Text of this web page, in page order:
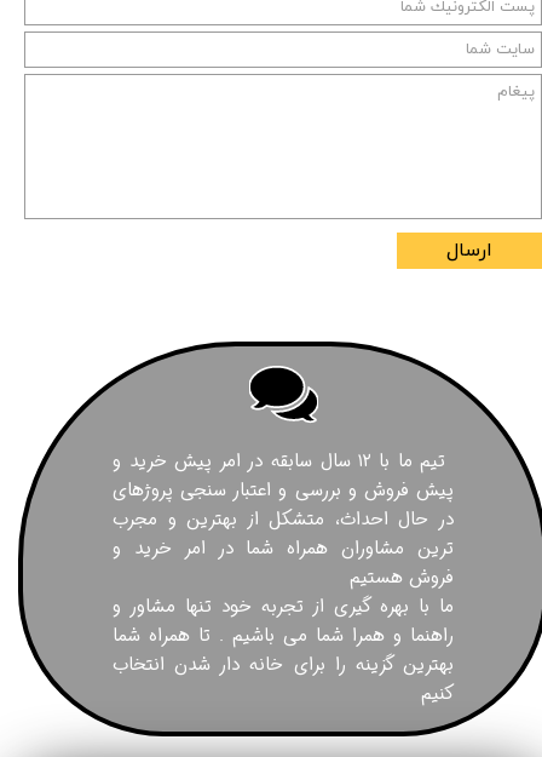
ارسال
تیم ما با ۱۲ سال سابقه در امر پیش خرید و
پیش فروش و بررسی و اعتبار سنجی پروژهای
در حال احداث، متشکل از بهترین و مجرب
ترین مشاوران همراه شما در امر خرید و
فروش هستیم
ما با بهره گیری از تجربه خود تنها مشاور و
راهنما و همرا شما می باشیم . تا همراه شما
بهترین گزینه را برای خانه دار شدن انتخاب
کنیم